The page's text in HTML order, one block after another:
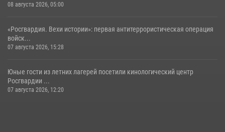
08 августа 2026, 05:00
«Росгвардия. Вехи истории»: первая антитеррористическая операция
войск...
07 августа 2026, 15:28
Юные гости из летних лагерей посетили кинологический центр
Росгвардии ...
07 августа 2026, 12:20